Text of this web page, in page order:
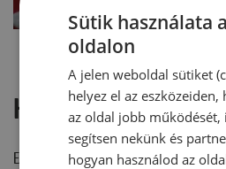
Hozzászólások
Ehhez a recepthez még nem érkezett
Sütik használata
oldalon
A jelen weboldal sütiket
helyez el az
az oldal jobb működését,
segítsen nekünk és
hogyan használod az